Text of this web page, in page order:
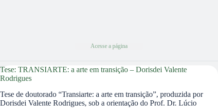
Acesse a página
Tese: TRANSIARTE: a arte em transição – Dorisdei Valente
Rodrigues
Tese de doutorado “Transiarte: a arte em transição”, produzida por
Dorisdei Valente Rodrigues, sob a orientação do Prof. Dr. Lúcio